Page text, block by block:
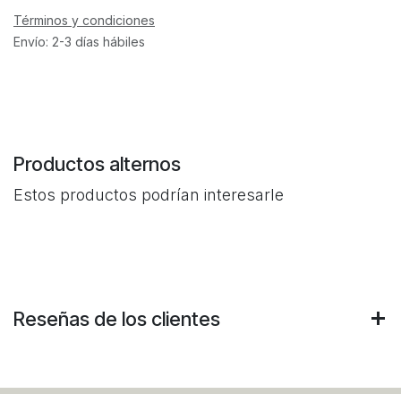
Términos y condiciones
Envío: 2-3 días hábiles
Productos alternos
Estos productos podrían interesarle
Reseñas de los clientes